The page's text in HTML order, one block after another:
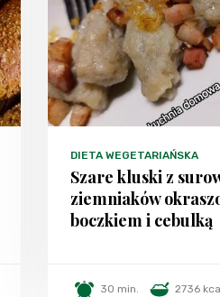
DIETA WEGETARIAŃSKA
Szare kluski z
ziemniaków
boczkiem i cebulką
30 min. 2736